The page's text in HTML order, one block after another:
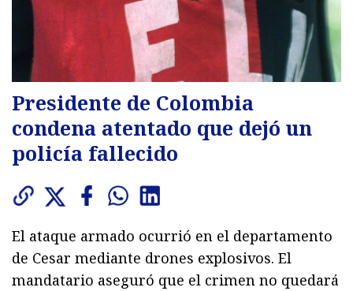
Presidente de Colombia
condena atentado que dejó un
policía fallecido
El ataque armado ocurrió en el departamento
de Cesar mediante drones explosivos. El
mandatario aseguró que el crimen no quedará